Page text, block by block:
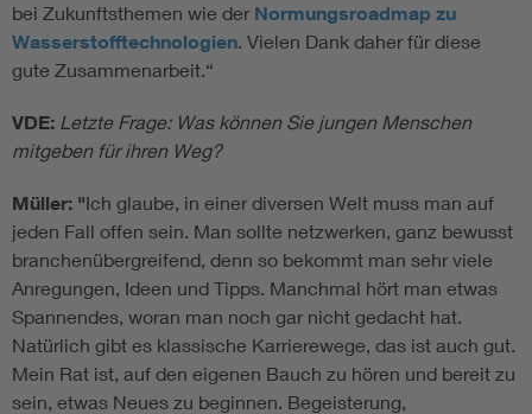
bei Zukunftsthemen wie der Normungsroadmap zu
Wasserstofftechnologien . Vielen Dank daher für diese
gute Zusammenarbeit.“
VDE: Letzte Frage: Was können Sie jungen Menschen
mitgeben für ihren Weg?
Müller: "Ich glaube, in einer diversen Welt muss man auf
jeden Fall offen sein. Man sollte netzwerken, ganz bewusst
branchenübergreifend, denn so bekommt man sehr viele
Anregungen, Ideen und Tipps. Manchmal hört man etwas
Spannendes, woran man noch gar nicht gedacht hat.
Natürlich gibt es klassische Karrierewege, das ist auch gut.
Mein Rat ist, auf den eigenen Bauch zu hören und bereit zu
sein, etwas Neues zu beginnen. Begeisterung,